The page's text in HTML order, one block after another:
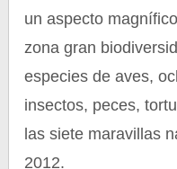
un aspecto
zona gran
especies de aves,
insectos, peces,
las siete maravillas
2012.